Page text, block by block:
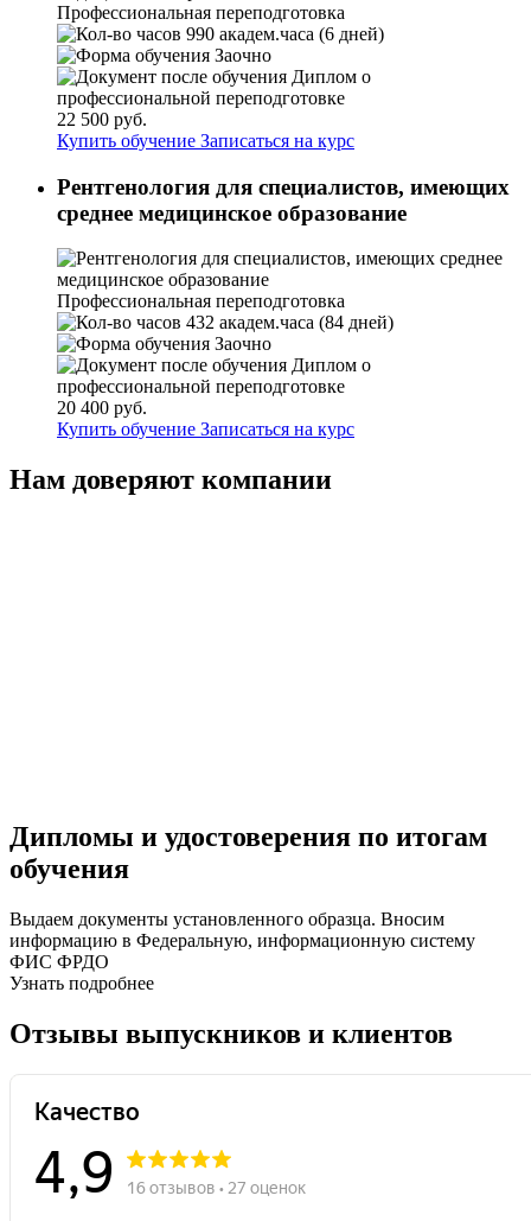
Профессиональная переподготовка
990 академ.часа (6 дней)
Заочно
Диплом о
профессиональной переподготовке
22 500 руб.
Купить обучение Записаться на курс
Рентгенология для специалистов, имеющих
среднее медицинское образование
Профессиональная переподготовка
432 академ.часа (84 дней)
Заочно
Диплом о
профессиональной переподготовке
20 400 руб.
Купить обучение Записаться на курс
Нам доверяют компании
Дипломы и удостоверения по итогам
обучения
Выдаем документы установленного образца. Вносим
информацию в Федеральную, информационную систему
ФИС ФРДО
Узнать подробнее
Отзывы выпускников и клиентов